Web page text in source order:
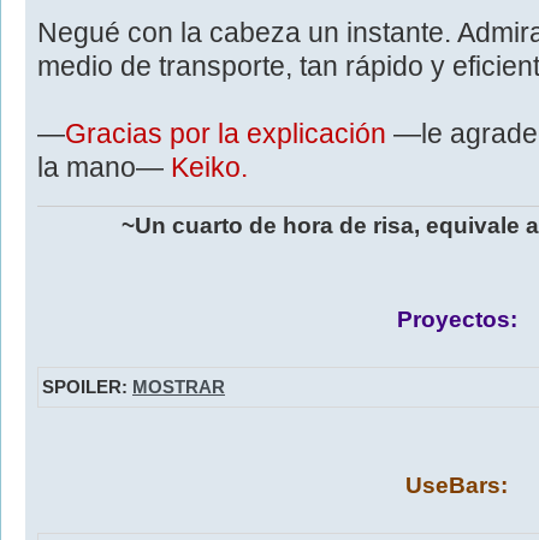
Negué con la cabeza un instante.
medio de transporte, tan rápido y
—Gracias por la explicación —le
la mano— Keiko.
~Un cuarto de hora de risa, equivale
Proyectos:
SPOILER: MOSTRAR
UseBars: